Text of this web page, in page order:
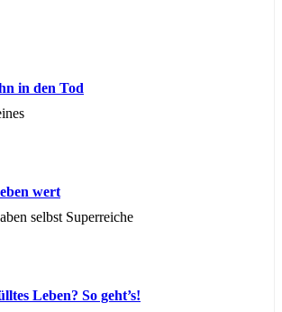
in den Tod
wert
selbst Superreiche
Leben? So geht’s!